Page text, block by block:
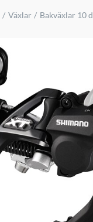
Växlar Bakväxlar 10